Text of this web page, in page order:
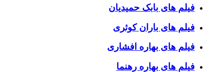
فیلم های بابک حمیدیان
فیلم های باران کوثری
فیلم های بهاره افشاری
فیلم های بهاره رهنما